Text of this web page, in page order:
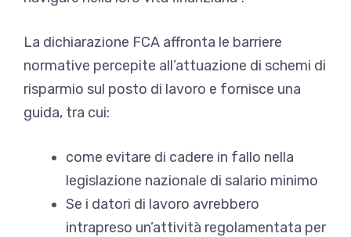
La dichiarazione FCA affronta le barriere
normative percepite all’attuazione di schemi di
risparmio sul posto di lavoro e fornisce una
guida, tra cui:
come evitare di cadere in fallo nella
legislazione nazionale di salario minimo
Se i datori di lavoro avrebbero
intrapreso un’attività regolamentata per